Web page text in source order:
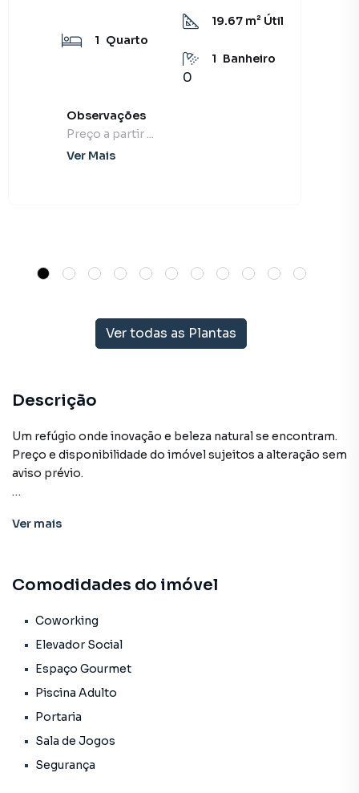
1 Quarto
19.67m² Útil
1 Banheiro
0
Observações
Preço a partir ...
Ver Mais
Ver todas as Plantas
Descrição
Um refúgio onde inovação e beleza natural se encontram.
Preço e disponibilidade do imóvel sujeitos a alteração sem
aviso prévio.
• Coworking
• Market
• Portaria
• Sala de jogos
• Status: Em construção
• Finalidade: Residencial
Empreendimento para Venda em região valorizada do
Ver mais
Comodidades do imóvel
Coworking
Elevador Social
Espaço Gourmet
Piscina Adulto
Portaria
Sala de Jogos
Segurança